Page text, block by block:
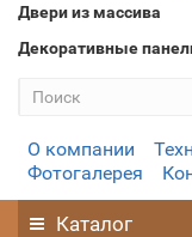
Двери из массива
Декоративные
О компании
Фотогалерея
Каталог